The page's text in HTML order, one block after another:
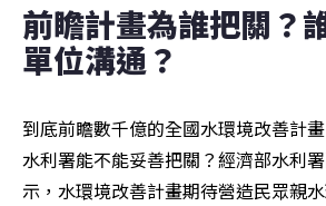
前瞻計畫為誰把關？
單位溝通？
到底前瞻數千億的全國水環境改善計
水利署能不能妥善把關？經濟部水利
示，水環境改善計畫期待營造民眾親